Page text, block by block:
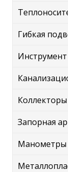
Гибкая
Запорная
Манометры